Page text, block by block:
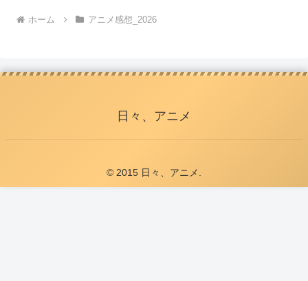
ホーム アニメ感想_2026
日々、アニメ
© 2015 日々、アニメ.